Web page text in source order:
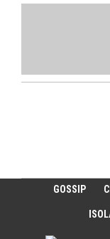
GOSSIP